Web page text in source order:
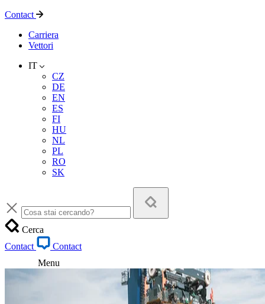
Contact
Carriera
Vettori
IT
CZ
DE
EN
ES
FI
HU
NL
PL
RO
SK
Cerca
Contact
Contact
Menu